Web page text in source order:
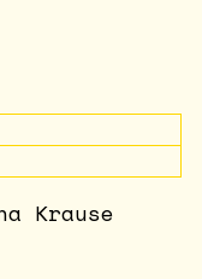
Krause